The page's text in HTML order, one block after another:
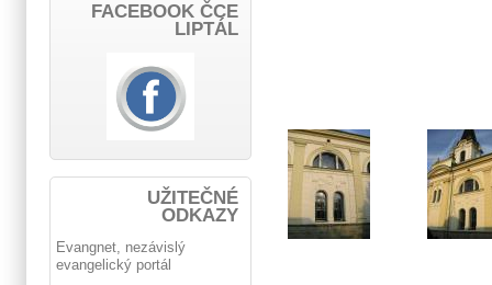
FACEBOOK ČCE
LIPTÁL
UŽITEČNÉ
ODKAZY
Evangnet, nezávislý
evangelický portál